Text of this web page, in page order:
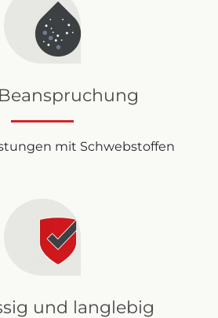
mit Schwebstoffen
und langlebig